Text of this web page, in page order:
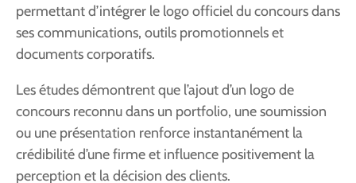
permettant d’intégrer le logo officiel du concours dans
ses communications, outils promotionnels et
documents corporatifs.
Les études démontrent que l’ajout d’un logo de
concours reconnu dans un portfolio, une soumission
ou une présentation renforce instantanément la
crédibilité d’une firme et influence positivement la
perception et la décision des clients.